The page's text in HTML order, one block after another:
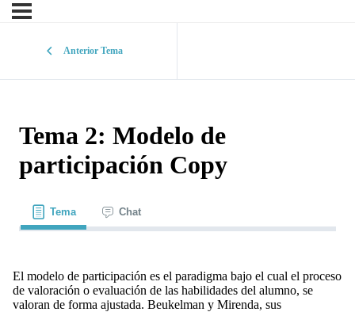
Anterior Tema
Tema 2: Modelo de
participación Copy
Tema Chat
El modelo de participación es el paradigma bajo el cual el proceso
de valoración o evaluación de las habilidades del alumno, se
valoran de forma ajustada. Beukelman y Mirenda, sus